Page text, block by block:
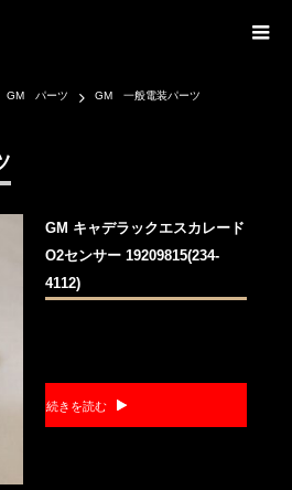
GM パーツ GM 一般電装パーツ
GM キャデラックエスカレード
O2センサー 19209815(234-
4112)
続きを読む